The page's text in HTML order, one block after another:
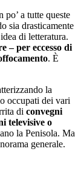
a tutte queste
sia drasticamente
di letteratura.
– per eccesso di
. È
la
occupati dei vari
di convegni
televisive o
la Penisola. Ma
generale.